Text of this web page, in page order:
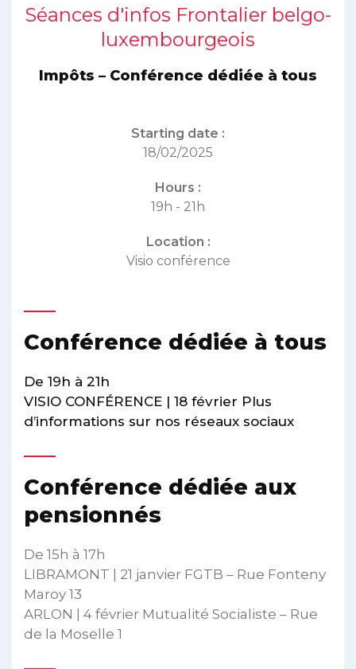
Séances d'infos Frontalier belgo-
luxembourgeois
Impôts – Conférence dédiée à tous
Starting date :
18/02/2025
Hours :
19h - 21h
Location :
Visio conférence
Conférence dédiée à tous
De 19h à 21h
VISIO CONFÉRENCE | 18 février Plus
d’informations sur nos réseaux sociaux
Conférence dédiée aux
pensionnés
De 15h à 17h
LIBRAMONT | 21 janvier FGTB – Rue Fonteny
Maroy 13
ARLON | 4 février Mutualité Socialiste – Rue
de la Moselle 1